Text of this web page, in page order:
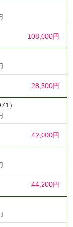
108,000円
28,500円
）
42,000円
44,200円